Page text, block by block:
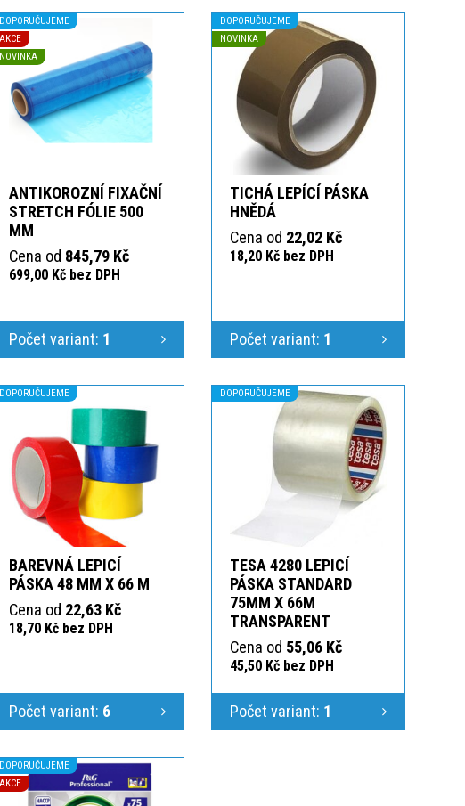
DOPORUČUJEME
AKCE
NOVINKA
ANTIKOROZNÍ FIXAČNÍ
STRETCH FÓLIE 500
MM
Cena od 845,79 Kč
699,00 Kč bez DPH
Počet variant: 1
DOPORUČUJEME
NOVINKA
TICHÁ LEPÍCÍ PÁSKA
HNĚDÁ
Cena od 22,02 Kč
18,20 Kč bez DPH
Počet variant: 1
DOPORUČUJEME
BAREVNÁ LEPICÍ
PÁSKA 48 MM X 66 M
Cena od 22,63 Kč
18,70 Kč bez DPH
Počet variant: 6
DOPORUČUJEME
TESA 4280 LEPICÍ
PÁSKA STANDARD
75MM X 66M
TRANSPARENT
Cena od 55,06 Kč
45,50 Kč bez DPH
Počet variant: 1
DOPORUČUJEME
AKCE